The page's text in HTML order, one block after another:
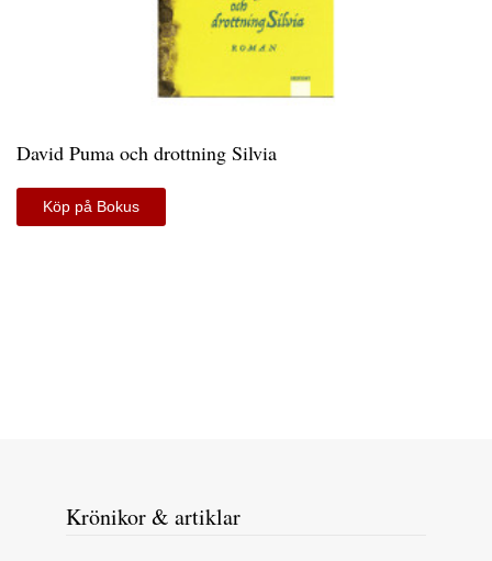
David Puma och drottning Silvia
Köp på Bokus
Krönikor & artiklar